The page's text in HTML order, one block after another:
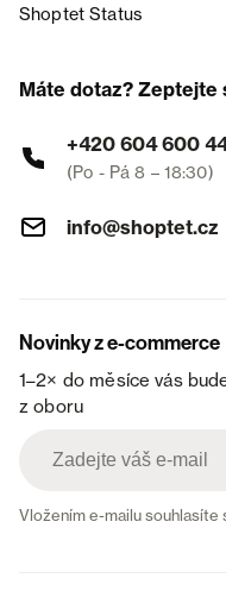
Shoptet Status
Máte dotaz? Zeptejte
+420 604 600
(Po - Pá 8 – 18:30)
info@shoptet.cz
Novinky z e-commerce
1–2× do měsíce vás
z oboru
Vložením e-mailu souhlasíte